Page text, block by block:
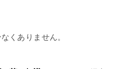
くありません。